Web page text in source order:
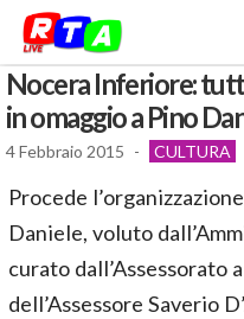
Nocera Inferiore:
in omaggio a Pino
4 Febbraio 2015 - CULTURA
Procede
Daniele, voluto
curato dall’Assessorato
dell’Assessore Saverio